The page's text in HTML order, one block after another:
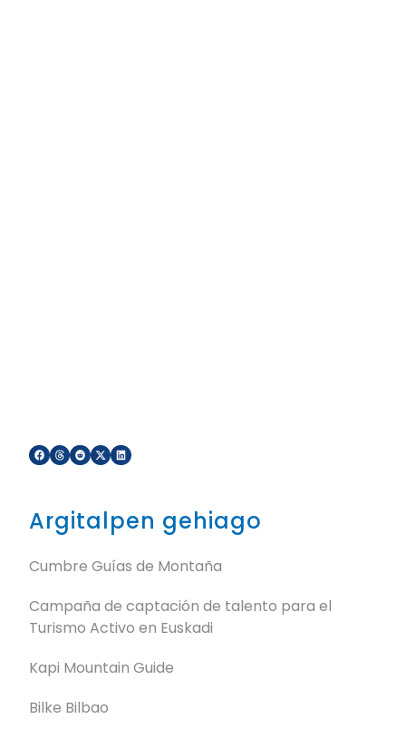
Argitalpen gehiago
Cumbre Guías de Montaña
Campaña de captación de talento para el
Turismo Activo en Euskadi
Kapi Mountain Guide
Bilke Bilbao